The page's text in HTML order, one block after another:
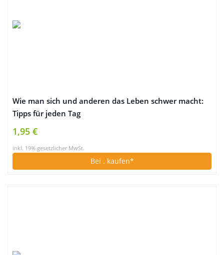
Wie man sich und anderen das Leben schwer macht:
Tipps für jeden Tag
1,95 €
inkl. 19% gesetzlicher MwSt.
Bei . kaufen*